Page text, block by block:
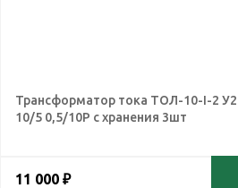
Трансформатор тока ТОЛ-10-I-2 У2
10/5 0,5/10Р с хранения 3шт
11 000 ₽